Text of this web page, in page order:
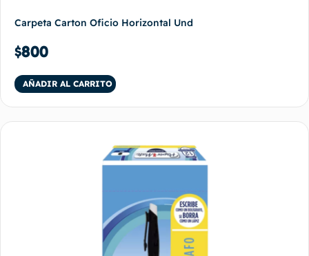
Carpeta Carton Oficio Horizontal Und
$800
AÑADIR AL CARRITO